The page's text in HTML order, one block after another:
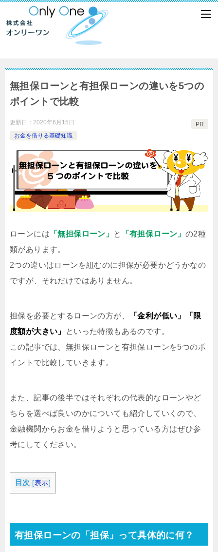
無担保ローンと有担保ローンの違いを5つの
ポイントで比較
更新日： 2020年6月15日
お金を借りる基礎知識
PR
ローンには 「無担保ローン」 と 「有担保ローン」 の2種
類があります。
2つの違いはローンを組むのに担保が必要かどうかなの
ですが、それだけではありません。
担保を必要とするローンの方が、
「金利が低い」「限
度額が大きい」
といった特徴もあるのです。
この記事では、無担保ローンと有担保ローンを5つのポ
イントで比較していきます。
また、記事の後半ではそれぞれの代表的なローンやど
ちらを選べば良いのかについても紹介していくので、
金融機関からお金を借りようと思っている方はぜひ参
考にしてください。
目次 [表示]
有担保ローンの「担保」って具体的に何？